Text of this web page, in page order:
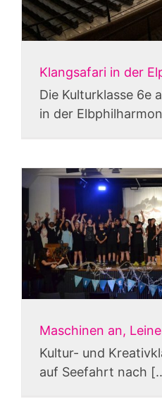
Klangsafari in der
Die Kulturklasse 6e
in der
Maschinen an,
Kultur- und
auf Seefahrt nach